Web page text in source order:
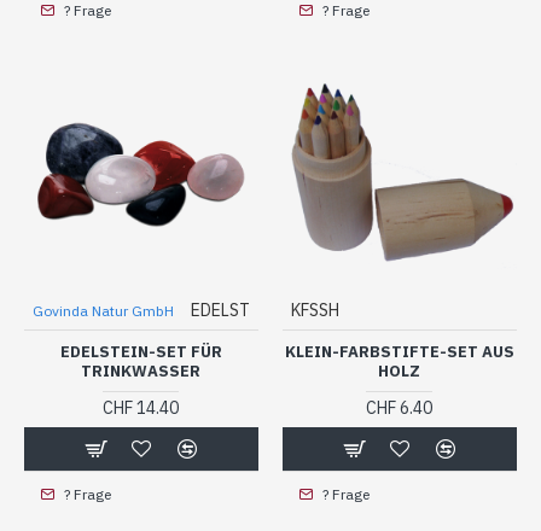
? Frage ? Frage
Govinda Natur GmbH EDELST
EDELSTEIN-SET FÜR
TRINKWASSER
CHF 14.40
? Frage
KFSSH
KLEIN-FARBSTIFTE-SET AUS
HOLZ
CHF 6.40
? Frage